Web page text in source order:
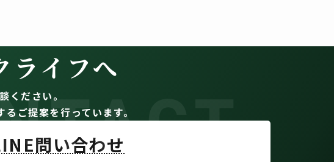
ライフへ
ください。
ご提案を行っています。
問い合わせ